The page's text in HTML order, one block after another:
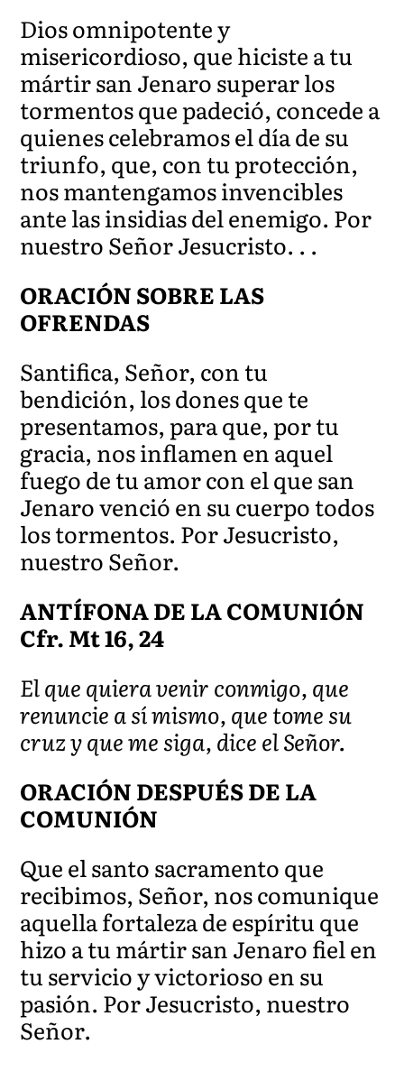
Dios omnipotente y
misericordioso, que hiciste a tu
mártir san Jenaro superar los
tormentos que padeció, concede a
quienes celebramos el día de su
triunfo, que, con tu protección,
nos mantengamos invencibles
ante las insidias del enemigo. Por
nuestro Señor Jesucristo. . .
ORACIÓN SOBRE LAS
OFRENDAS
Santifica, Señor, con tu
bendición, los dones que te
presentamos, para que, por tu
gracia, nos inflamen en aquel
fuego de tu amor con el que san
Jenaro venció en su cuerpo todos
los tormentos. Por Jesucristo,
nuestro Señor.
ANTÍFONA DE LA COMUNIÓN
Cfr. Mt 16, 24
El que quiera venir conmigo, que
renuncie a sí mismo, que tome su
cruz y que me siga, dice el Señor.
ORACIÓN DESPUÉS DE LA
COMUNIÓN
Que el santo sacramento que
recibimos, Señor, nos comunique
aquella fortaleza de espíritu que
hizo a tu mártir san Jenaro fiel en
tu servicio y victorioso en su
pasión. Por Jesucristo, nuestro
Señor.